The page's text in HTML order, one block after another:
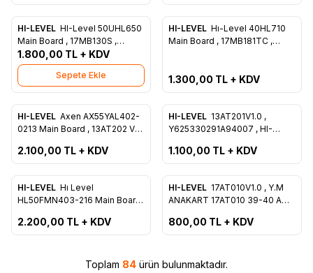
, LSC490FN02-2
Favorilere Ekle
HI-LEVEL HI-Level 50UHL650
Main Board , 17MB130S ,
23643147 , Ves500QNYP-2D-
N03
1.800,00 TL + KDV
Sepete Ekle
Favorilere Ekle
Tükendi
HI-LEVEL Hı-Level 40HL710
Main Board , 17MB181TC ,
1.300,00 TL + KDV
Favorilere Ekle
HI-LEVEL Axen AX55YAL402-
0213 Main Board , 13AT202 V1 ,
2.100,00 TL + KDV
Favorilere Ekle
Tükendi
HI-LEVEL 13AT201V1.0 ,
Y625330291A94007 , HI-
Board , Ana Kart , LC430DLY-
SHA1
1.100,00 TL + KDV
Favorilere Ekle
HI-LEVEL Hı Level
HL50FMN403-216 Main Board
Y625330315A9402 ,
PT500GT02-4-XL-3
2.200,00 TL + KDV
Favorilere Ekle
Tükendi
HI-LEVEL 17AT010V1.0 , Y.M
ANAKART 17AT010 39-40 A
HL430DLK010/0202 , Main
Board , LC430DUY-SHA1
800,00 TL + KDV
Toplam 84 ürün bulunmaktadır.